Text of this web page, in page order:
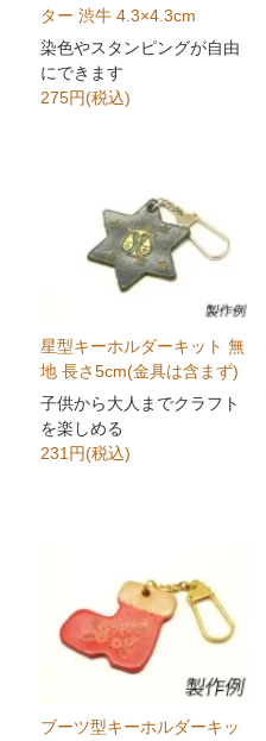
ター 渋牛 4.3×4.3cm
染色やスタンピングが自由
にできます
275円(税込)
星型キーホルダーキット 無
地 長さ5cm(金具は含まず)
子供から大人までクラフト
を楽しめる
231円(税込)
ブーツ型キーホルダーキッ